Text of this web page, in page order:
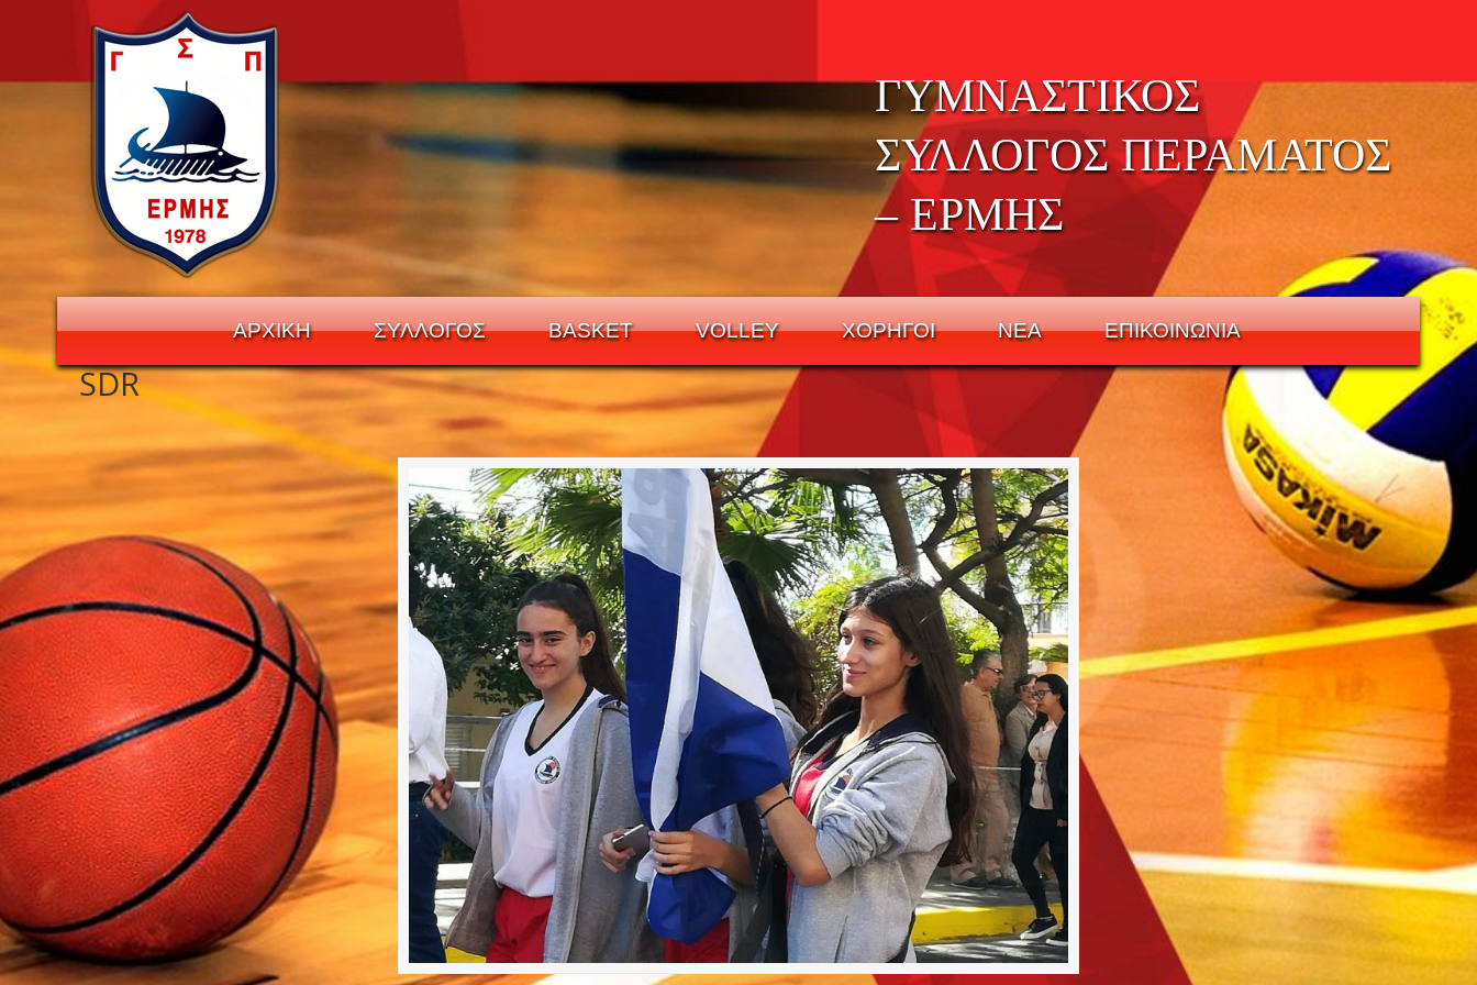
ΓΥΜΝΑΣΤΙΚΟΣ
ΣΥΛΛΟΓΟΣ ΠΕΡΑΜΑΤΟΣ
– ΕΡΜΗΣ
ΑΡΧΙΚΗ ΣΥΛΛΟΓΟΣ BASKET VOLLEY ΧΟΡΗΓΟΙ ΝΕΑ ΕΠΙΚΟΙΝΩΝΙΑ
Navigation
SDR